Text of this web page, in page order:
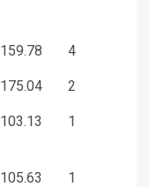
159.78 4
175.04 2
103.13 1
105.63 1